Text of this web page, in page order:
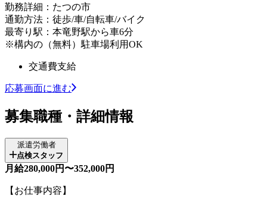
勤務詳細：たつの市
通勤方法：徒歩/車/自転車/バイク
最寄り駅：本竜野駅から車6分
※構内の（無料）駐車場利用OK
交通費支給
応募画面に進む
募集職種・詳細情報
派遣労働者
点検スタッフ
月給280,000円〜352,000円
【お仕事内容】